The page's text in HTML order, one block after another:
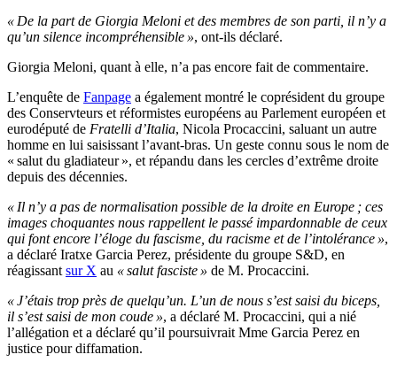
« De la part de Giorgia Meloni et des membres de son parti, il n’y a
qu’un silence incompréhensible », ont-ils déclaré.
Giorgia Meloni, quant à elle, n’a pas encore fait de commentaire.
L’enquête de Fanpage a également montré le coprésident du groupe
des Conservteurs et réformistes européens au Parlement européen et
eurodéputé de Fratelli d’Italia, Nicola Procaccini, saluant un autre
homme en lui saisissant l’avant-bras. Un geste connu sous le nom de
« salut du gladiateur », et répandu dans les cercles d’extrême droite
depuis des décennies.
« Il n’y a pas de normalisation possible de la droite en Europe ; ces
images choquantes nous rappellent le passé impardonnable de ceux
qui font encore l’éloge du fascisme, du racisme et de l’intolérance »,
a déclaré Iratxe Garcia Perez, présidente du groupe S&D, en
réagissant sur X au « salut fasciste » de M. Procaccini.
« J’étais trop près de quelqu’un. L’un de nous s’est saisi du biceps,
il s’est saisi de mon coude », a déclaré M. Procaccini, qui a nié
l’allégation et a déclaré qu’il poursuivrait Mme Garcia Perez en
justice pour diffamation.